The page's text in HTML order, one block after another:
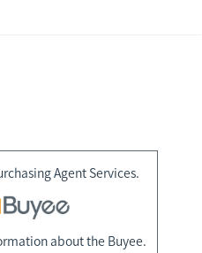
Agent Services.
about the Buyee.